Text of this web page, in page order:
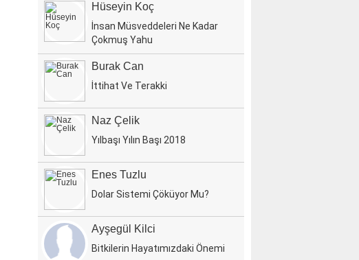
Hüseyin Koç
İnsan Müsveddeleri Ne Kadar
Çokmuş Yahu
Burak Can
İttihat Ve Terakki
Naz Çelik
Yılbaşı Yılın Başı 2018
Enes Tuzlu
Dolar Sistemi Çöküyor Mu?
Ayşegül Kilci
Bitkilerin Hayatımızdaki Önemi